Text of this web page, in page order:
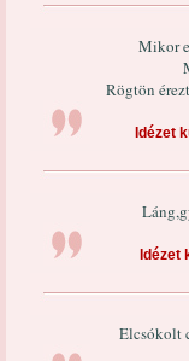
Mikor
Rögtön
Idézet
Idézet
Elcsókolt